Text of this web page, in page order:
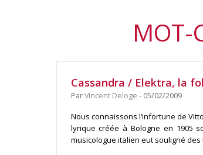
MOT-
Cassandra / Elektra, la
ParVincent Deloge - 05/02/2009
Nous connaissons l’infortune de
lyrique créée à Bologne en 1905
musicologue italien eut souligné